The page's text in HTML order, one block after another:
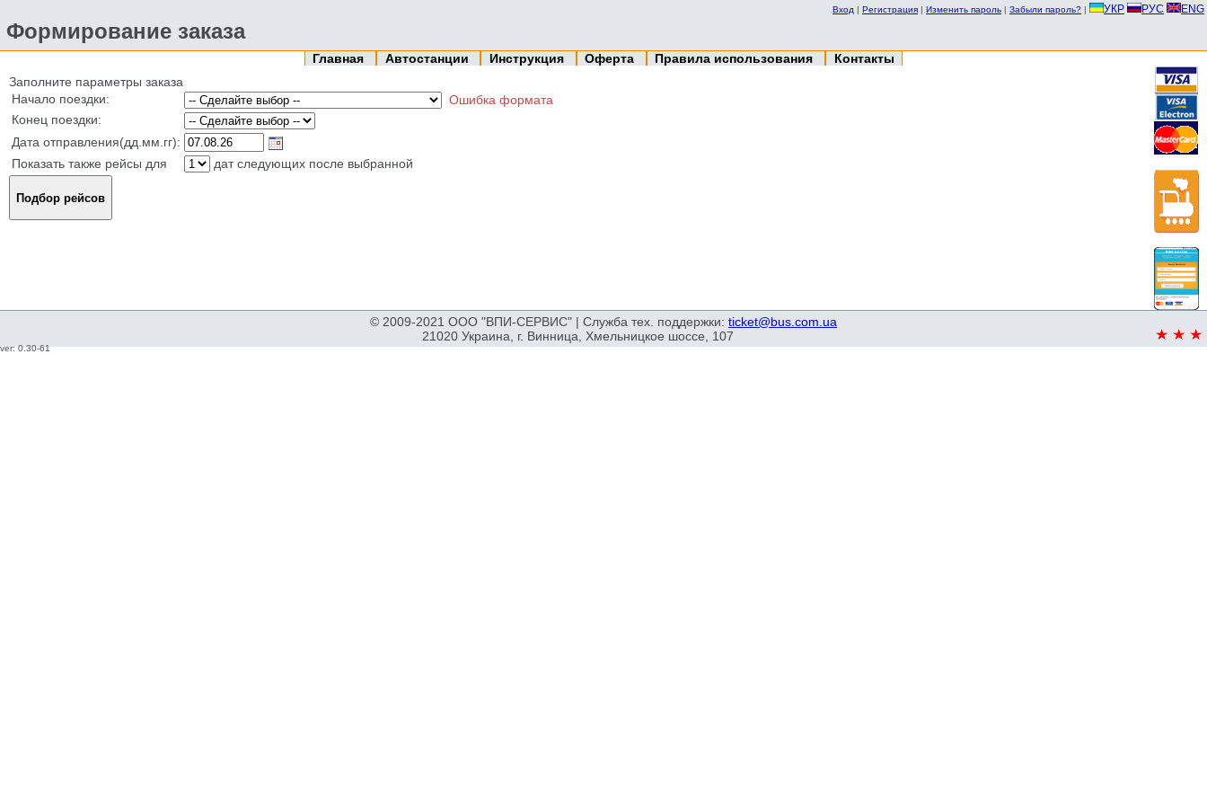
Вход | Регистрация | Изменить пароль | Забыли пароль? | УКР РУС ENG
Формирование заказа
Главная Автостанции Инструкция Оферта Правила использования
Контакты
Заполните параметры заказа
Начало поездки:
Ошибка формата
Конец поездки:
Дата отправления(дд.мм.гг):
Показать также рейсы для
дат следующих после выбранной
© 2009-2021 ООО "ВПИ-СЕРВИС" | Служба тех. поддержки: ticket@bus.com.ua
21020 Украина, г. Винница, Хмельницкое шоссе, 107
ver: 0.30-61